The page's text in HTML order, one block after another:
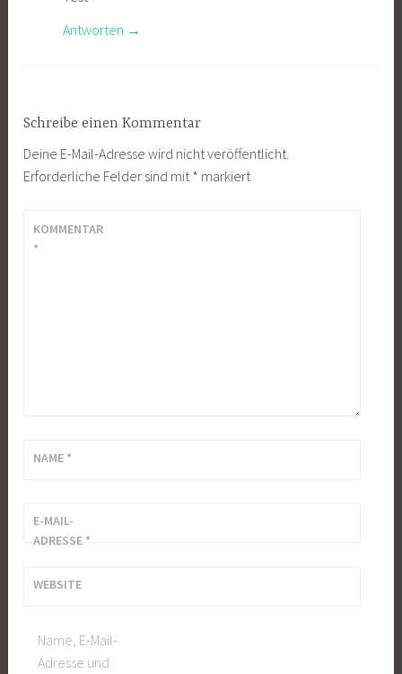
Antworten
Schreibe einen Kommentar
Deine E-Mail-Adresse wird nicht veröffentlicht.
Erforderliche Felder sind mit * markiert
KOMMENTAR
*
NAME *
E-MAIL-
ADRESSE *
WEBSITE
Name, E-Mail-
Adresse und